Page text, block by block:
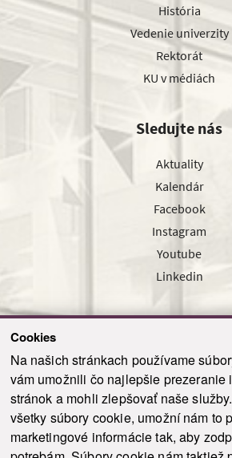
Cookies
Na našich stránkach používame
vám umožnili čo najlepšie prezeranie
stránok a mohli zlepšovať naše
všetky súbory cookie, umožní nám to
marketingové informácie tak, aby
História
Vedenie univerzity
Rektorát
KU v médiách
Sledujte nás
Aktuality
Kalendár
Facebook
Instagram
Youtube
Linkedin
Odoslať